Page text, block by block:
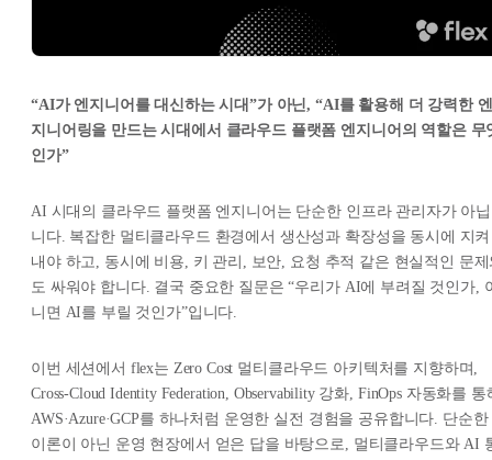
“AI가 엔지니어를 대신하는 시대”가 아닌, “AI를 활용해 더 강력한 엔
지니어링을 만드는 시대에서 클라우드 플랫폼 엔지니어의 역할은 무
인가”
AI 시대의 클라우드 플랫폼 엔지니어는 단순한 인프라 관리자가 아닙
니다. 복잡한 멀티클라우드 환경에서 생산성과 확장성을 동시에 지켜
내야 하고, 동시에 비용, 키 관리, 보안, 요청 추적 같은 현실적인 문제
도 싸워야 합니다. 결국 중요한 질문은 “우리가 AI에 부려질 것인가,
니면 AI를 부릴 것인가”입니다.
이번 세션에서 flex는 Zero Cost 멀티클라우드 아키텍처를 지향하며,
Cross-Cloud Identity Federation, Observability 강화, FinOps 자동화를 통
AWS·Azure·GCP를 하나처럼 운영한 실전 경험을 공유합니다. 단순한
이론이 아닌 운영 현장에서 얻은 답을 바탕으로, 멀티클라우드와 AI